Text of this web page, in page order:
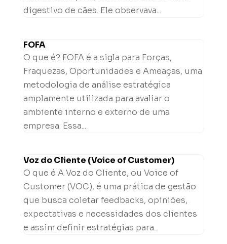
digestivo de cães. Ele observava...
FOFA
O que é? FOFA é a sigla para Forças,
Fraquezas, Oportunidades e Ameaças, uma
metodologia de análise estratégica
amplamente utilizada para avaliar o
ambiente interno e externo de uma
empresa. Essa...
Voz do Cliente (Voice of Customer)
O que é A Voz do Cliente, ou Voice of
Customer (VOC), é uma prática de gestão
que busca coletar feedbacks, opiniões,
expectativas e necessidades dos clientes
e assim definir estratégias para...